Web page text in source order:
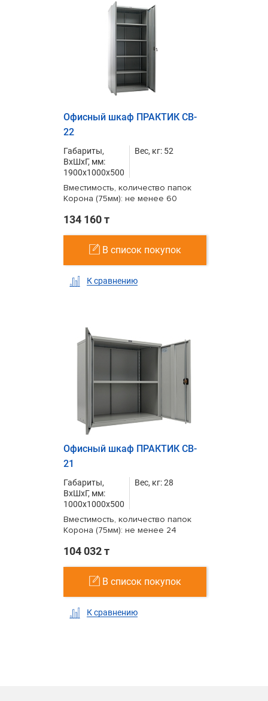
Офисный шкаф ПРАКТИК CB-
22
Габариты,
ВxШxГ, мм:
1900x1000x500
Вес, кг: 52
Вместимость, количество папок
Корона (75мм): не менее 60
134 160 т
В список покупок
К сравнению
Офисный шкаф ПРАКТИК CB-
21
Габариты,
ВxШxГ, мм:
1000x1000x500
Вес, кг: 28
Вместимость, количество папок
Корона (75мм): не менее 24
104 032 т
В список покупок
К сравнению